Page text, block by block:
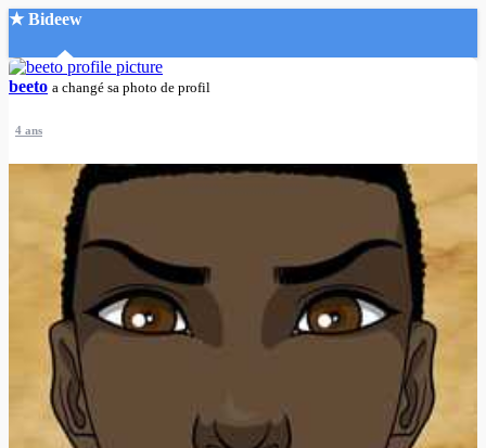
★ Bideew
Accueil
Recherche Avancée
Mon compte
Connexion
Créer un compte
Mode nuit
beeto a changé sa photo de profil
4 ans